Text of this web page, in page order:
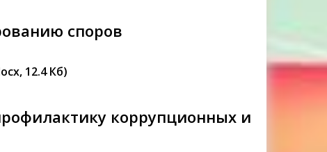
споров
12.4 Кб)
коррупционных и